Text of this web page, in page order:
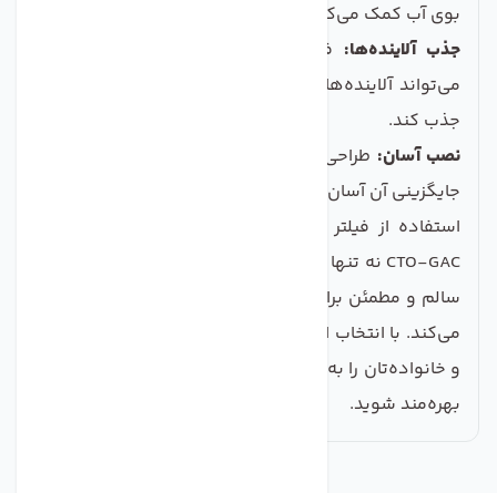
بوی آب کمک می‌کند و آب را دلپذیر می‌سازد.
جذب آلاینده‌ها:
می‌تواند آلاینده‌ها و مواد شیمیایی مضر را به طور مؤثر
جذب کند.
نصب آسان: طراحی این فیلتر به گونه‌ای است که نصب و
جایگزینی آن آسان و سریع انجام می‌شود.
CTO-GAC نه تنها کیفیت آب را بهبود می‌بخشد بلکه آب را
سالم و مطمئن برای استفاده در آشپزی و نوشیدن تبدیل
می‌کند. با انتخاب این فیلتر، سرمایه‌گذاری در سلامتی خود
و خانواده‌تان را به عهده بگیر ید و از لذت آب خنک و گوارا
بهره‌مند شوید.